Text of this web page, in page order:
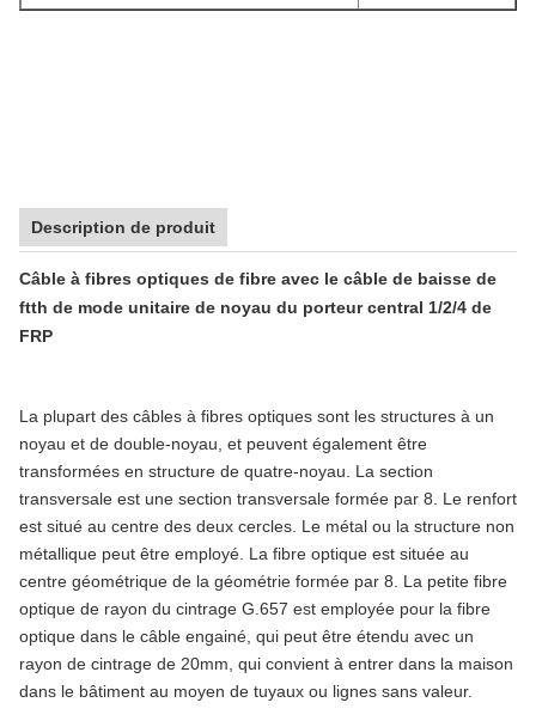
Description de produit
Câble à fibres optiques de fibre avec le câble de baisse de
ftth de mode unitaire de noyau du porteur central 1/2/4 de
FRP
La plupart des câbles à fibres optiques sont les structures à un
noyau et de double-noyau, et peuvent également être
transformées en structure de quatre-noyau. La section
transversale est une section transversale formée par 8. Le renfort
est situé au centre des deux cercles. Le métal ou la structure non
métallique peut être employé. La fibre optique est située au
centre géométrique de la géométrie formée par 8. La petite fibre
optique de rayon du cintrage G.657 est employée pour la fibre
optique dans le câble engainé, qui peut être étendu avec un
rayon de cintrage de 20mm, qui convient à entrer dans la maison
dans le bâtiment au moyen de tuyaux ou lignes sans valeur.